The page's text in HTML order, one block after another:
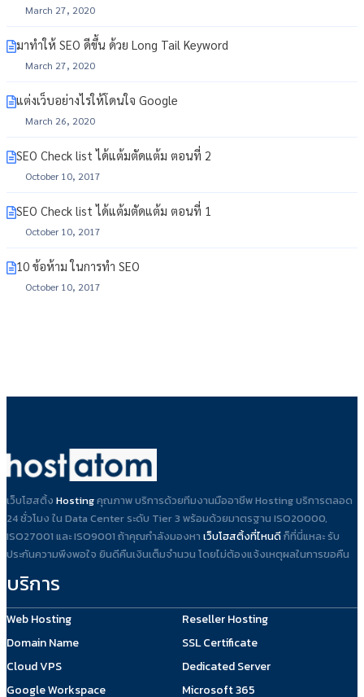
March 27, 2020
มาทำให้ SEO ดีขึ้น ด้วย Long Tail Keyword
March 27, 2020
แต่งเว็บอย่างไรให้โดนใจ Google
March 26, 2020
SEO Check list ได้แต้มตัดแต้ม ตอนที่ 2
October 10, 2017
SEO Check list ได้แต้มตัดแต้ม ตอนที่ 1
October 10, 2017
10 ข้อห้าม ในการทำ SEO
October 10, 2017
เว็บโฮสติ้ง Hostingคุณภาพ บริการด้วยทีมงานมืออาชีพ Hosting บริการตลอด
24 ชั่วโมง ใน Data Center ระดับ Tier 3 พร้อมด้วยมาตรฐาน ISO20000,
ISO27001 และ ISO9001 ถ้าคุณกำลังมองหา เว็บโฮสติ้งที่ไหนดีก็ที่นี่แหละ รับ
ประกันความพึงพอใจ ยินดีคืนเงินเต็มจำนวน โดยไม่ต้องแจ้งเหตุผลในการขอคืน
บริการ
Web Hosting
Domain Name
Cloud VPS
Google Workspace
Reseller Hosting
SSL Certificate
Dedicated Server
Microsoft 365